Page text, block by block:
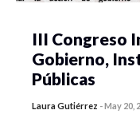
III Congreso
Gobierno,
Públicas
Laura Gutiérrez -May 20,